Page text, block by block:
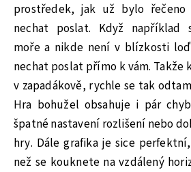
prostředek, jak už bylo
nechat poslat. Když například
moře a nikde není v blízkosti
nechat poslat přímo k vám. Takže
v zapadákově, rychle se tak
Hra bohužel obsahuje i pár
špatné nastavení rozlišení nebo
hry. Dále grafika je sice
než se kouknete na vzdálený